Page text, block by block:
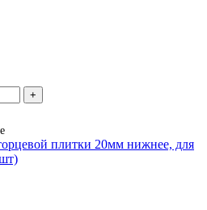
+
плитки 20мм нижнее, для